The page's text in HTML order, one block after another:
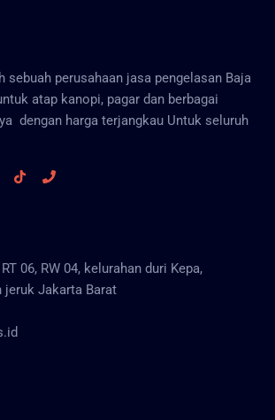
sebuah perusahaan jasa pengelasan Baja
atap kanopi, pagar dan berbagai
dengan harga terjangkau Untuk seluruh
06, RW 04, kelurahan duri Kepa,
jeruk Jakarta Barat